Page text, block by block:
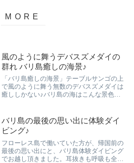
風のように舞うデバスズメダイの
群れ バリ島癒しの海景♪
「バリ島癒しの海景」テーブルサンゴの上
で風のように舞う無数のデバスズメダイは
癒ししかない♪バリ島の海はこんな景色が
案内させて頂きます。
バリ島の最後の思い出に体験ダイ
ビング♪
フローレス島で働いていた方が、帰国前の
最後の思い出にと、バリ島体験ダイビング
でお越し頂きました。耳抜きも呼吸も全く